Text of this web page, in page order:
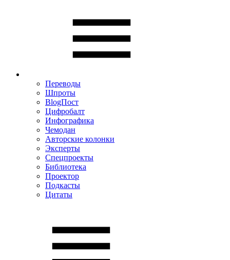
Переводы
Шпроты
BlogПост
Цифробалт
Инфографика
Чемодан
Авторские колонки
Эксперты
Спецпроекты
Библиотека
Проектор
Подкасты
Цитаты